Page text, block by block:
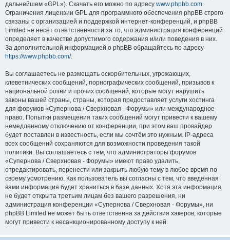
дальнейшем «GPL»). Скачать его можно по адресу www.phpbb.com.
Ограничения лицензии GPL для программного обеспечения phpBB строго
связаны с организацией и поддержкой интернет-конференций, и phpBB
Limited не несёт ответственности за то, что администрация конференций
определяет в качестве допустимого содержания и/или поведения в них.
За дополнительной информацией о phpBB обращайтесь по адресу
https://www.phpbb.com/.
Вы соглашаетесь не размещать оскорбительных, угрожающих,
клеветнических сообщений, порнографических сообщений, призывов к
национальной розни и прочих сообщений, которые могут нарушить
законы вашей страны, страны, которая предоставляет услуги хостинга
для форумов «Супернова / Сверхновая - Форумы» или международное
право. Попытки размещения таких сообщений могут привести к вашему
немедленному отключению от конференции, при этом ваш провайдер
будет поставлен в известность, если мы сочтём это нужным. IP-адреса
всех сообщений сохраняются для возможности проведения такой
политики. Вы соглашаетесь с тем, что администраторы форумов
«Супернова / Сверхновая - Форумы» имеют право удалить,
отредактировать, перенести или закрыть любую тему в любое время по
своему усмотрению. Как пользователь вы согласны с тем, что введённая
вами информация будет храниться в базе данных. Хотя эта информация
не будет открыта третьим лицам без вашего разрешения, ни
администрация конференции «Супернова / Сверхновая - Форумы», ни
phpBB Limited не может быть ответственна за действия хакеров, которые
могут привести к несанкционированному доступу к ней.